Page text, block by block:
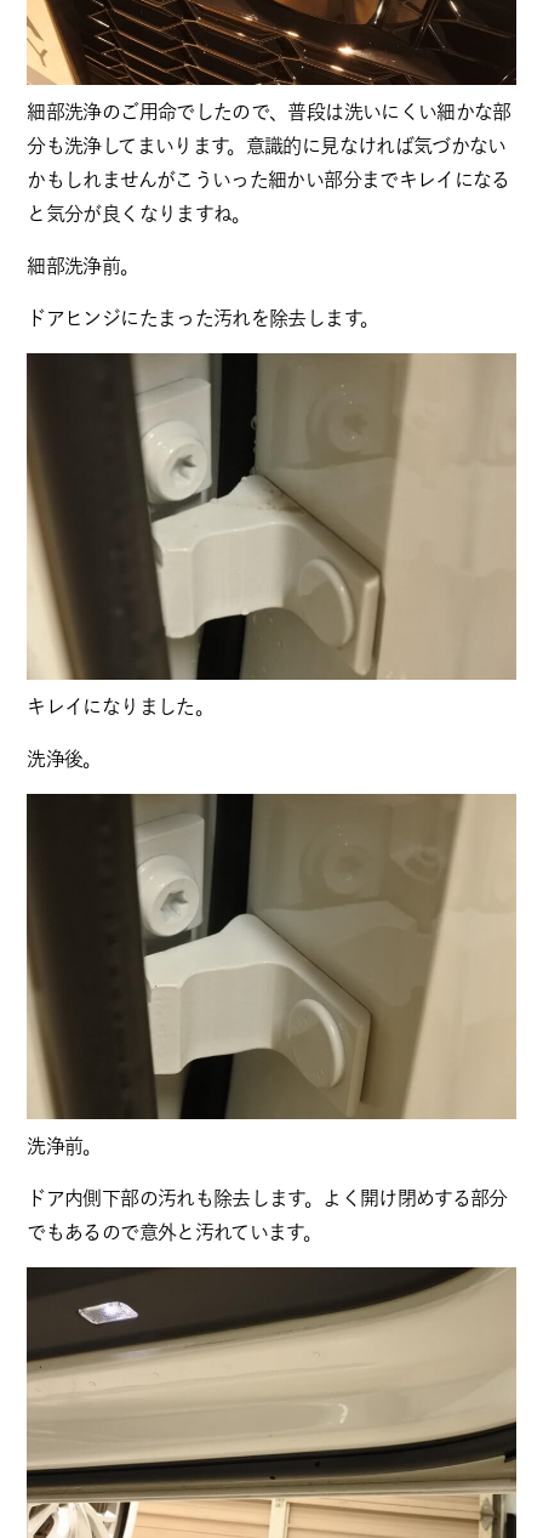
細部洗浄のご用命でしたので、普段は洗いにくい細かな部
分も洗浄してまいります。意識的に見なければ気づかない
かもしれませんがこういった細かい部分までキレイになる
と気分が良くなりますね。
細部洗浄前。
ドアヒンジにたまった汚れを除去します。
キレイになりました。
洗浄後。
洗浄前。
ドア内側下部の汚れも除去します。よく開け閉めする部分
でもあるので意外と汚れています。